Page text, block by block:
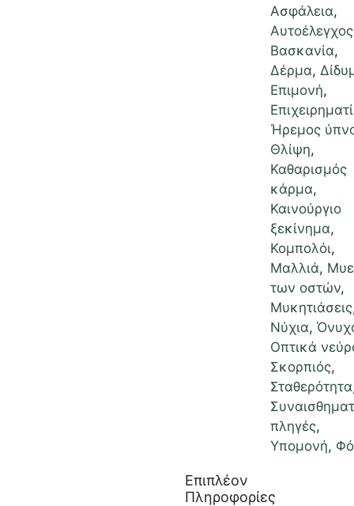
Ασφάλεια,
Αυτοέλεγχος
Βασκανία,
Δέρμα,
Επιμονή,
Ήρεμος
Θλίψη,
Καθαρισμός
κάρμα,
Καινούργιο
ξεκίνημα,
Κομπολόι,
Μαλλιά,
των οστών,
Μυκητιάσεις
Νύχια,
Οπτικά
Σκορπιός,
Σταθερότητα
πληγές,
Υπομονή,
Επιπλέον
Πληροφορίες